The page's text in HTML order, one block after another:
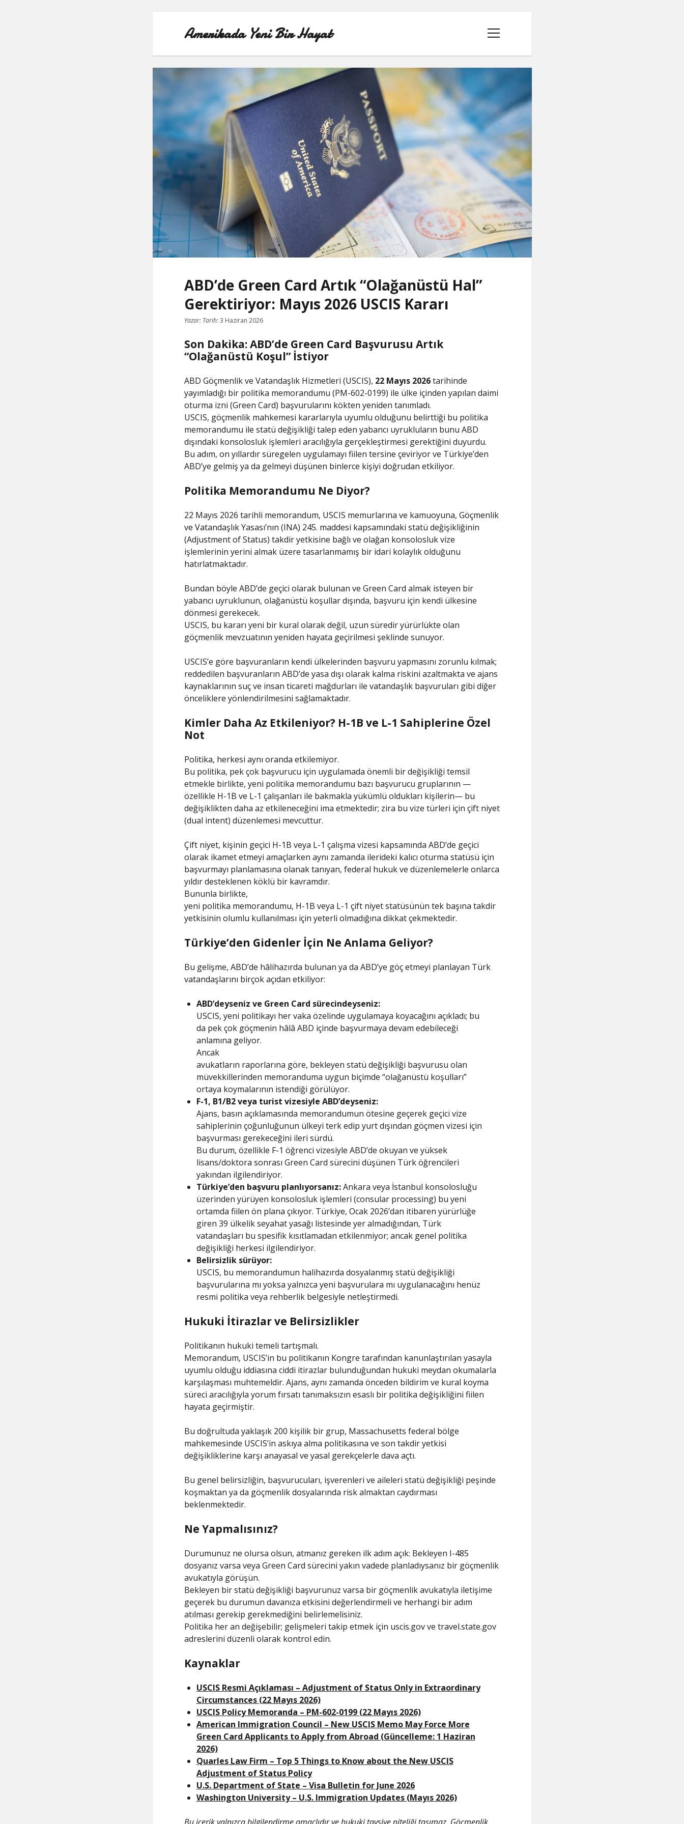
Amerikada Yeni Bir Hayat
menüyü
aç
ÖRNEK SAYFA
ABD’de Green Card Artık “Olağanüstü Hal”
Gerektiriyor: Mayıs 2026 USCIS Kararı
Yazar: Tarih:3 Haziran 2026
Son Dakika: ABD’de Green Card Başvurusu Artık
“Olağanüstü Koşul” İstiyor
ABD Göçmenlik ve Vatandaşlık Hizmetleri (USCIS), 22 Mayıs 2026tarihinde
yayımladığı bir politika memorandumu (PM-602-0199) ile ülke içinden yapılan daimi
oturma izni (Green Card) başvurularını kökten yeniden tanımladı.
USCIS, göçmenlik mahkemesi kararlarıyla uyumlu olduğunu belirttiği bu politika
memorandumu ile statü değişikliği talep eden yabancı uyrukluların bunu ABD
dışındaki konsolosluk işlemleri aracılığıyla gerçekleştirmesi gerektiğini duyurdu.
Bu adım, on yıllardır süregelen uygulamayı fiilen tersine çeviriyor ve Türkiye’den
ABD’ye gelmiş ya da gelmeyi düşünen binlerce kişiyi doğrudan etkiliyor.
Politika Memorandumu Ne Diyor?
22 Mayıs 2026 tarihli memorandum, USCIS memurlarına ve kamuoyuna, Göçmenlik
ve Vatandaşlık Yasası’nın (INA) 245. maddesi kapsamındaki statü değişikliğinin
(Adjustment of Status) takdir yetkisine bağlı ve olağan konsolosluk vize
işlemlerinin yerini almak üzere tasarlanmamış bir idari kolaylık olduğunu
hatırlatmaktadır.
Bundan böyle ABD’de geçici olarak bulunan ve Green Card almak isteyen bir
yabancı uyruklunun, olağanüstü koşullar dışında, başvuru için kendi ülkesine
dönmesi gerekecek.
USCIS, bu kararı yeni bir kural olarak değil, uzun süredir yürürlükte olan
göçmenlik mevzuatının yeniden hayata geçirilmesi şeklinde sunuyor.
USCIS’e göre başvuranların kendi ülkelerinden başvuru yapmasını zorunlu kılmak;
reddedilen başvuranların ABD’de yasa dışı olarak kalma riskini azaltmakta ve ajans
kaynaklarının suç ve insan ticareti mağdurları ile vatandaşlık başvuruları gibi diğer
önceliklere yönlendirilmesini sağlamaktadır.
Kimler Daha Az Etkileniyor? H-1B ve L-1 Sahiplerine Özel
Not
Politika, herkesi aynı oranda etkilemiyor.
Bu politika, pek çok başvurucu için uygulamada önemli bir değişikliği temsil
etmekle birlikte, yeni politika memorandumu bazı başvurucu gruplarının —
özellikle H-1B ve L-1 çalışanları ile bakmakla yükümlü oldukları kişilerin— bu
değişiklikten daha az etkileneceğini ima etmektedir; zira bu vize türleri için çift niyet
(dual intent) düzenlemesi mevcuttur.
Çift niyet, kişinin geçici H-1B veya L-1 çalışma vizesi kapsamında ABD’de geçici
olarak ikamet etmeyi amaçlarken aynı zamanda ilerideki kalıcı oturma statüsü için
başvurmayı planlamasına olanak tanıyan, federal hukuk ve düzenlemelerle onlarca
yıldır desteklenen köklü bir kavramdır.
Bununla birlikte,
yeni politika memorandumu, H-1B veya L-1 çift niyet statüsünün tek başına takdir
yetkisinin olumlu kullanılması için yeterli olmadığına dikkat çekmektedir.
Türkiye’den Gidenler İçin Ne Anlama Geliyor?
Bu gelişme, ABD’de hâlihazırda bulunan ya da ABD’ye göç etmeyi planlayan Türk
vatandaşlarını birçok açıdan etkiliyor:
ABD’deyseniz ve Green Card sürecindeyseniz:
USCIS, yeni politikayı her vaka özelinde uygulamaya koyacağını açıkladı; bu
da pek çok göçmenin hâlâ ABD içinde başvurmaya devam edebileceği
anlamına geliyor.
Ancak
avukatların raporlarına göre, bekleyen statü değişikliği başvurusu olan
müvekkillerinden memoranduma uygun biçimde “olağanüstü koşulları”
ortaya koymalarının istendiği görülüyor.
F-1, B1/B2 veya turist vizesiyle ABD’deyseniz:
Ajans, basın açıklamasında memorandumun ötesine geçerek geçici vize
sahiplerinin çoğunluğunun ülkeyi terk edip yurt dışından göçmen vizesi için
başvurması gerekeceğini ileri sürdü.
Bu durum, özellikle F-1 öğrenci vizesiyle ABD’de okuyan ve yüksek
lisans/doktora sonrası Green Card sürecini düşünen Türk öğrencileri
yakından ilgilendiriyor.
Türkiye’den başvuru planlıyorsanız:Ankara veya İstanbul konsolosluğu
üzerinden yürüyen konsolosluk işlemleri (consular processing) bu yeni
ortamda fiilen ön plana çıkıyor. Türkiye, Ocak 2026’dan itibaren yürürlüğe
giren 39 ülkelik seyahat yasağı listesinde yer almadığından, Türk
vatandaşları bu spesifik kısıtlamadan etkilenmiyor; ancak genel politika
değişikliği herkesi ilgilendiriyor.
Belirsizlik sürüyor:
USCIS, bu memorandumun halihazırda dosyalanmış statü değişikliği
başvurularına mı yoksa yalnızca yeni başvurulara mı uygulanacağını henüz
resmi politika veya rehberlik belgesiyle netleştirmedi.
Hukuki İtirazlar ve Belirsizlikler
Politikanın hukuki temeli tartışmalı.
Memorandum, USCIS’in bu politikanın Kongre tarafından kanunlaştırılan yasayla
uyumlu olduğu iddiasına ciddi itirazlar bulunduğundan hukuki meydan okumalarla
karşılaşması muhtemeldir. Ajans, aynı zamanda önceden bildirim ve kural koyma
süreci aracılığıyla yorum fırsatı tanımaksızın esaslı bir politika değişikliğini fiilen
hayata geçirmiştir.
Bu doğrultuda yaklaşık 200 kişilik bir grup, Massachusetts federal bölge
mahkemesinde USCIS’in askıya alma politikasına ve son takdir yetkisi
değişikliklerine karşı anayasal ve yasal gerekçelerle dava açtı.
Bu genel belirsizliğin, başvurucuları, işverenleri ve aileleri statü değişikliği peşinde
koşmaktan ya da göçmenlik dosyalarında risk almaktan caydırması
beklenmektedir.
Ne Yapmalısınız?
Durumunuz ne olursa olsun, atmanız gereken ilk adım açık: Bekleyen I-485
dosyanız varsa veya Green Card sürecini yakın vadede planladıysanız bir göçmenlik
avukatıyla görüşün.
Bekleyen bir statü değişikliği başvurunuz varsa bir göçmenlik avukatıyla iletişime
geçerek bu durumun davanıza etkisini değerlendirmeli ve herhangi bir adım
atılması gerekip gerekmediğini belirlemelisiniz.
Politika her an değişebilir; gelişmeleri takip etmek için uscis.gov ve travel.state.gov
adreslerini düzenli olarak kontrol edin.
Kaynaklar
USCIS Resmi Açıklaması – Adjustment of Status Only in Extraordinary
Circumstances (22 Mayıs 2026)
USCIS Policy Memoranda – PM-602-0199 (22 Mayıs 2026)
American Immigration Council – New USCIS Memo May Force More
Green Card Applicants to Apply from Abroad (Güncelleme: 1 Haziran
2026)
Quarles Law Firm – Top 5 Things to Know about the New USCIS
Adjustment of Status Policy
U.S. Department of State – Visa Bulletin for June 2026
Washington University – U.S. Immigration Updates (Mayıs 2026)
Bu içerik yalnızca bilgilendirme amaçlıdır ve hukuki tavsiye niteliği taşımaz. Göçmenlik